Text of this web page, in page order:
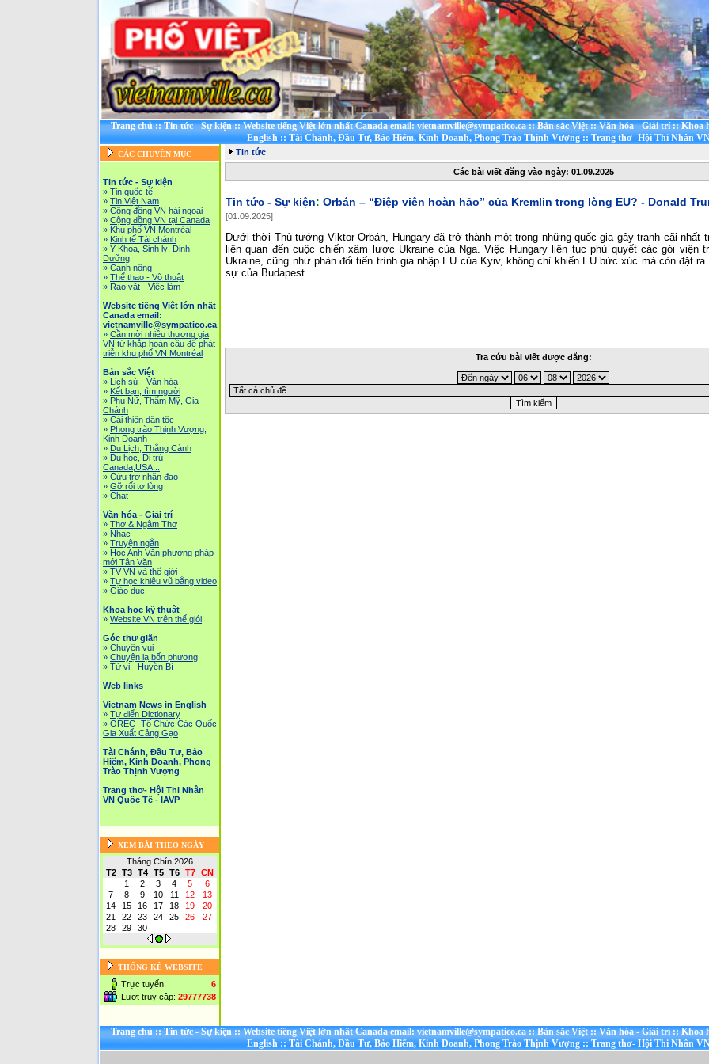
Trang chủ::Tin tức - Sự kiện::Website tiếng Việt lớn nhất Canada email: vietnamville@sympatico.ca::Bản sắc Việt::Văn hóa - Giải trí::Khoa
English::Tài Chánh, Đầu Tư, Bảo Hiểm, Kinh Doanh, Phong Trào Thịnh Vượng::Trang thơ- Hội Thi Nhân
CÁC CHUYÊN MỤC
Tin tức - Sự kiện
» Tin quốc tế
» Tin Việt Nam
» Cộng đồng VN hải ngoại
» Cộng đồng VN tại Canada
» Khu phố VN Montréal
» Kinh tế Tài chánh
» Y Khoa, Sinh lý, Dinh
Dưỡng
» Canh nông
» Thể thao - Võ thuật
» Rao vặt - Việc làm
Website tiếng Việt lớn nhất
Canada email:
vietnamville@sympatico.ca
» Cần mời nhiều thương gia
VN từ khắp hoàn cầu để phát
triễn khu phố VN Montréal
Bản sắc Việt
» Lịch sử - Văn hóa
» Kết bạn, tìm người
» Phụ Nữ, Thẩm Mỹ, Gia
Chánh
» Cải thiện dân tộc
» Phong trào Thịnh Vượng,
Kinh Doanh
» Du Lịch, Thắng Cảnh
» Du học, Di trú
Canada,USA...
» Cứu trợ nhân đạo
» Gỡ rối tơ lòng
» Chat
Văn hóa - Giải trí
» Thơ & Ngâm Thơ
» Nhạc
» Truyện ngắn
» Học Anh Văn phương pháp
mới Tân Văn
» TV VN và thế giới
» Tự học khiêu vũ bằng video
» Giáo dục
Khoa học kỹ thuật
» Website VN trên thế giói
Góc thư giãn
» Chuyện vui
» Chuyện lạ bốn phương
» Tử vi - Huyền Bí
Web links
Vietnam News in English
» Tự điển Dictionary
» OREC- Tố Chức Các Quốc
Gia Xuất Cảng Gạo
Tài Chánh, Đầu Tư, Bảo
Hiểm, Kinh Doanh, Phong
Trào Thịnh Vượng
Trang thơ- Hội Thi Nhân
VN Quốc Tế - IAVP
XEM BÀI THEO NGÀY
Tháng Chín 2026
T2
T3 T4 T5 T6 T7
CN
1
2 3 4 5
6
7
8 9 10 11 12
13
14
15 16 17 18 19
20
21
22 23 24 25 26
27
28
29 30
THỐNG KÊ WEBSITE
Trực tuyến:
6
Lượt truy cập: 29777738
Tin tức
Các bài viết đăng vào ngày: 01.09.2025
Tin tức - Sự kiện: Orbán – “Điệp viên hoàn hảo” của Kremlin trong lòng EU? - Donald
[01.09.2025]
Dưới thời Thủ tướng Viktor Orbán, Hungary đã trở thành một trong những quốc gia gây tranh cãi nhất
liên quan đến cuộc chiến xâm lược Ukraine của Nga. Việc Hungary liên tục phủ quyết các gói viện
Ukraine, cũng như phản đối tiến trình gia nhập EU của Kyiv, không chỉ khiến EU bức xúc mà còn đặt
sự của Budapest.
Tra cứu bài viết được đăng:
Trang chủ::Tin tức - Sự kiện::Website tiếng Việt lớn nhất Canada email: vietnamville@sympatico.ca::Bản sắc Việt::Văn hóa - Giải trí::Khoa
English::Tài Chánh, Đầu Tư, Bảo Hiểm, Kinh Doanh, Phong Trào Thịnh Vượng::Trang thơ- Hội Thi Nhân